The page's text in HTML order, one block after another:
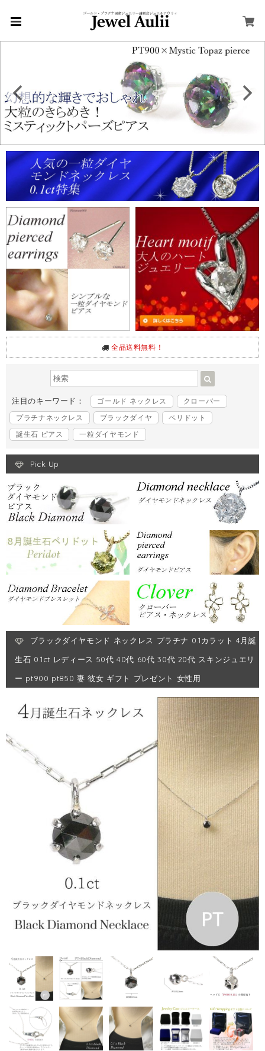
全品送料無料！
注目のキーワード： ゴールド ネックレス
クローバー
プラチナネックレス
ブラックダイヤ
ペリドット
誕生石 ピアス
一粒ダイヤモンド
Pick Up
ブラックダイヤモンド ネックレス プラチナ 0.1カラット 4月誕
生石 0.1ct レディース 50代 40代 60代 30代 20代 スキンジュエリ
ー pt900 pt850 妻 彼女 ギフト プレゼント 女性用